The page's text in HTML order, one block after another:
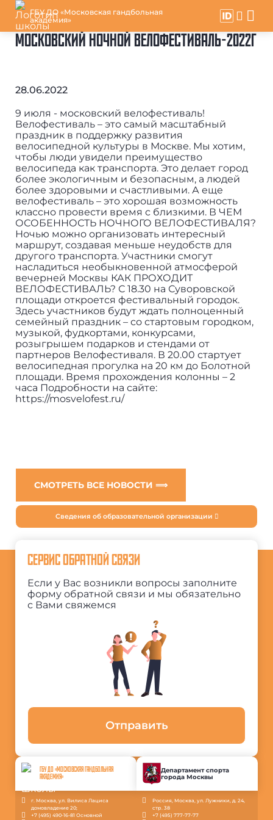
ГБУ ДО «Московская гандбольная
академия»
МОСКОВСКИЙ НОЧНОЙ ВЕЛОФЕСТИВАЛЬ-2022Г
28.06.2022
9 июля - московский велофестиваль!
Велофестиваль – это самый масштабный
праздник в поддержку развития
велосипедной культуры в Москве. Мы хотим,
чтобы люди увидели преимущество
велосипеда как транспорта. Это делает город
более экологичным и безопасным, а людей
более здоровыми и счастливыми. А еще
велофестиваль – это хорошая возможность
классно провести время с близкими. В ЧЕМ
ОСОБЕННОСТЬ НОЧНОГО ВЕЛОФЕСТИВАЛЯ?
Ночью можно организовать интересный
маршрут, создавая меньше неудобств для
другого транспорта. Участники смогут
насладиться необыкновенной атмосферой
вечерней Москвы КАК ПРОХОДИТ
ВЕЛОФЕСТИВАЛЬ? С 18.30 на Суворовской
площади откроется фестивальный городок.
Здесь участников будут ждать полноценный
семейный праздник – со стартовым городком,
музыкой, фудкортами, конкурсами,
розыгрышем подарков и стендами от
партнеров Велофестиваля. В 20.00 стартует
велосипедная прогулка на 20 км до Болотной
площади. Время прохождения колонны – 2
часа Подробности на сайте:
https://mosvelofest.ru/
СМОТРЕТЬ ВСЕ НОВОСТИ ⟹
Сведения об образовательной организации
СЕРВИС ОБРАТНОЙ СВЯЗИ
Если у Вас возникли вопросы заполните
форму обратной связи и мы обязательно
с Вами свяжемся
Отправить
ГБУ ДО «МОСКОВСКАЯ ГАНДБОЛЬНАЯ
АКАДЕМИЯ»
г. Москва, ул. Вилиса Лациса
домовладение 20;
+7 (495) 490-16-81 Основной
Департамент спорта
города Москвы
Россия, Москва, ул. Лужники, д. 24,
стр. 38
+7 (495) 777-77-77